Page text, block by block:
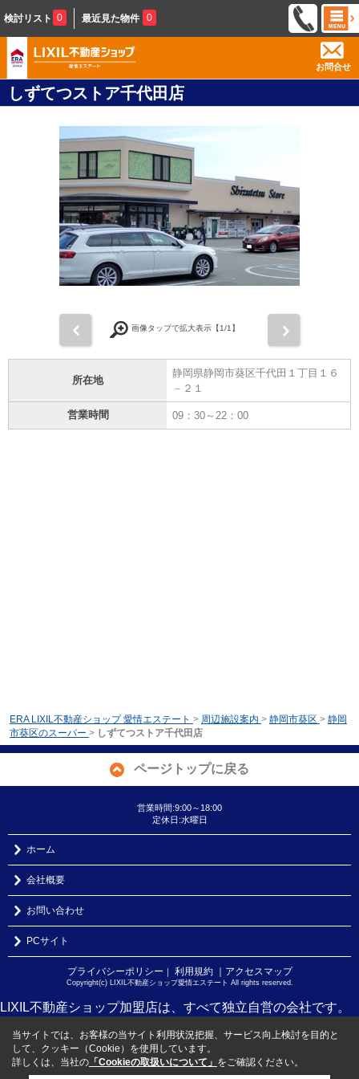
検討リスト 0 最近見た物件 0
お問合せ
しずてつストア千代田店
画像タップで拡大表示【1/1】
所在地
静岡県静岡市葵区千代田１丁目１６
－２１
営業時間 09：30～22：00
ERA LIXIL不動産ショップ 愛情エステート > 周辺施設案内 > 静岡市葵区 > 静岡
市葵区のスーパー > しずてつストア千代田店
ページトップに戻る
営業時間:9:00～18:00
定休日:水曜日
ホーム
会社概要
お問い合わせ
PCサイト
プライバシーポリシー ｜ 利用規約 ｜アクセスマップ
Copyright(c) LIXIL不動産ショップ愛情エステート All rights reserved.
LIXIL不動産ショップ加盟店は、すべて独立自営の会社です。
当サイトでは、お客様の当サイト利用状況把握、サービス向上検討を目的と
して、クッキー（Cookie）を使用しています。
詳しくは、当社の 「Cookieの取扱いについて」 をご確認ください。